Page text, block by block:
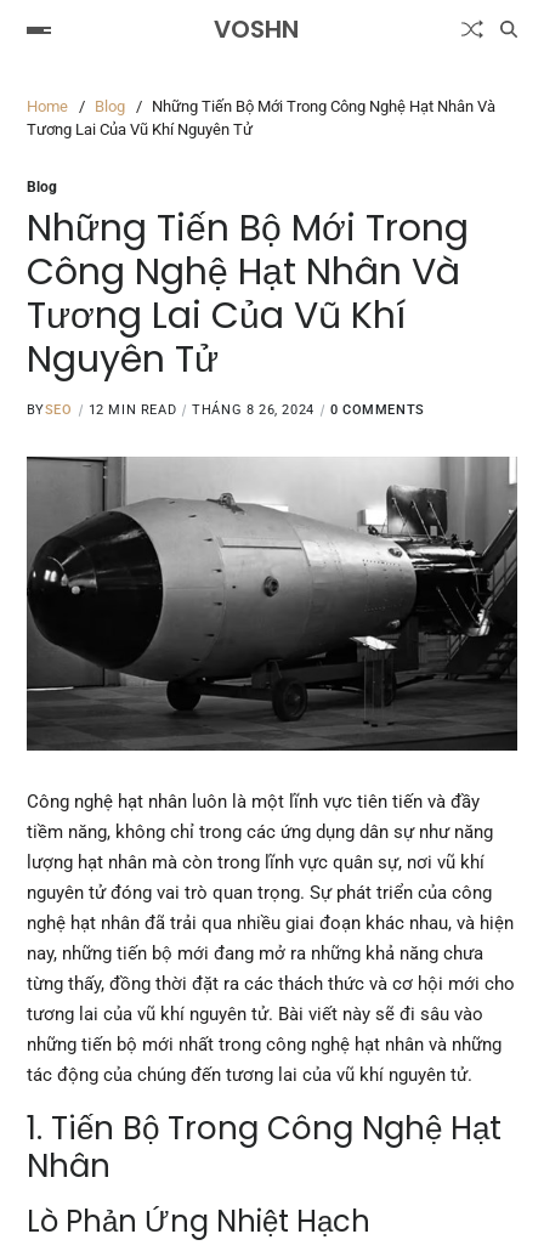
VOSHN
Home Blog
Những Tiến Bộ Mới Trong Công Nghệ Hạt Nhân Và
Tương Lai Của Vũ Khí Nguyên Tử
Blog
Những Tiến Bộ Mới Trong
Công Nghệ Hạt Nhân Và
Tương Lai Của Vũ Khí
Nguyên Tử
BYSEO 12 MIN READ THÁNG 8 26, 2024 0 COMMENTS
Công nghệ hạt nhân luôn là một lĩnh vực tiên tiến và đầy
tiềm năng, không chỉ trong các ứng dụng dân sự như năng
lượng hạt nhân mà còn trong lĩnh vực quân sự, nơi vũ khí
nguyên tử đóng vai trò quan trọng. Sự phát triển của công
nghệ hạt nhân đã trải qua nhiều giai đoạn khác nhau, và hiện
nay, những tiến bộ mới đang mở ra những khả năng chưa
từng thấy, đồng thời đặt ra các thách thức và cơ hội mới cho
tương lai của vũ khí nguyên tử. Bài viết này sẽ đi sâu vào
những tiến bộ mới nhất trong công nghệ hạt nhân và những
tác động của chúng đến tương lai của vũ khí nguyên tử.
1. Tiến Bộ Trong Công Nghệ Hạt
Nhân
Lò Phản Ứng Nhiệt Hạch